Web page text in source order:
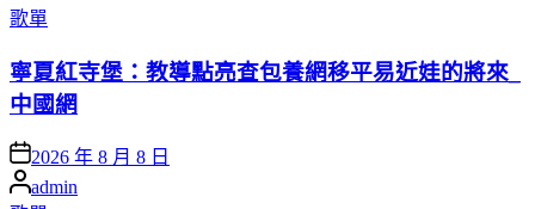
Posted
in
歌單
寧夏紅寺堡：教導點亮查包養網移平易近娃的將來_
中國網
Posted
on
2026 年 8 月 8 日
Posted
by
admin